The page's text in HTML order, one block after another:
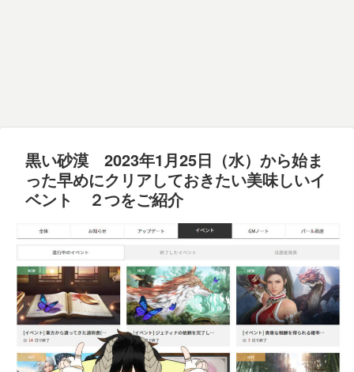
黒い砂漠 2023年1月25日（水）から始ま
った早めにクリアしておきたい美味しいイ
ベント ２つをご紹介